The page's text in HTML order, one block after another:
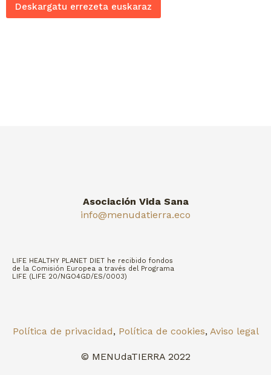
Deskargatu errezeta euskaraz
Asociación Vida Sana
info@menudatierra.eco
LIFE HEALTHY PLANET DIET he recibido fondos
de la Comisión Europea a través del Programa
LIFE (LIFE 20/NGO4GD/ES/0003)
© MENUdaTIERRA 2022
Política de privacidad, Política de cookies, Aviso legal